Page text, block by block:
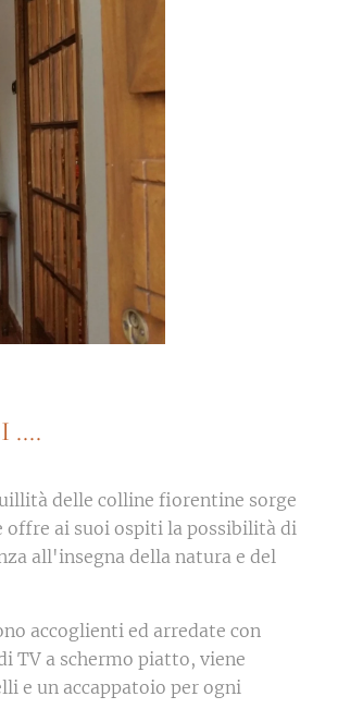
....
delle colline fiorentine sorge
offre ai suoi ospiti la possibilità di
all'insegna della natura e del
accoglienti ed arredate con
TV a schermo piatto, viene
e un accappatoio per ogni